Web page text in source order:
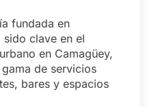
fundada en
clave en el
en Camagüey,
de servicios
bares y espacios